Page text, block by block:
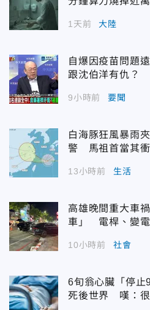
1天前 大陸
自爆因疫苗問題
跟沈伯洋有仇？
9小時前 要聞
白海豚狂風暴雨
警 馬祖首當其衝
13小時前 生活
高雄晚間重大車
車」 電桿、變電
10小時前 社會
6旬翁心臟「停止
死後世界 嘆：